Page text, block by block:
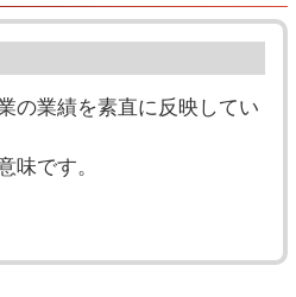
の業績を素直に反映してい
味です。